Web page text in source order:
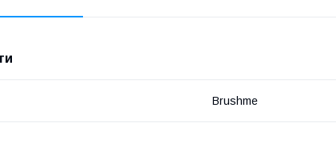
Brushme